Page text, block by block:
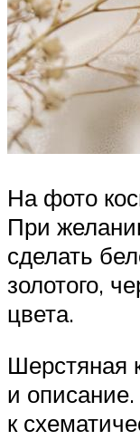
На фото
При
сделать
золотого,
цвета.
Шерстяная
и
к